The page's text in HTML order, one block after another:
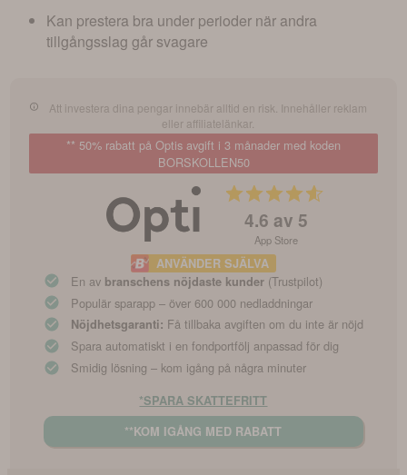
Kan prestera bra under perioder när andra
tillgångsslag går svagare
Att investera dina pengar innebär alltid en risk. Innehåller reklam
eller affiliatelänkar.
** 50% rabatt på Optis avgift i 3 månader med koden
BORSKOLLEN50
4.6 av 5
App Store
ANVÄNDER SJÄLVA
En av branschens nöjdaste kunder (Trustpilot)
Populär sparapp – över 600 000 nedladdningar
Nöjdhetsgaranti: Få tillbaka avgiften om du inte är nöjd
Spara automatiskt i en fondportfölj anpassad för dig
Smidig lösning – kom igång på några minuter
*SPARA SKATTEFRITT
**KOM IGÅNG MED RABATT